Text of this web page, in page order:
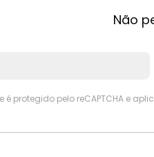
Não
é protegido pelo reCAPTCHA e